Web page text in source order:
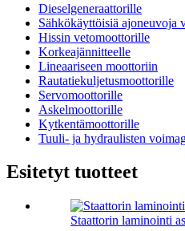
Dieselgeneraattorille
Sähkökäyttöisiä ajoneuvoja
Hissin vetomoottorille
Korkeajännitteelle
Lineaariseen moottoriin
Rautatiekuljetusmoottorille
Servomoottorille
Askelmoottorille
Kytkentämoottorille
Tuuli- ja hydraulisten
Esitetyt tuotteet
Staattorin laminointi